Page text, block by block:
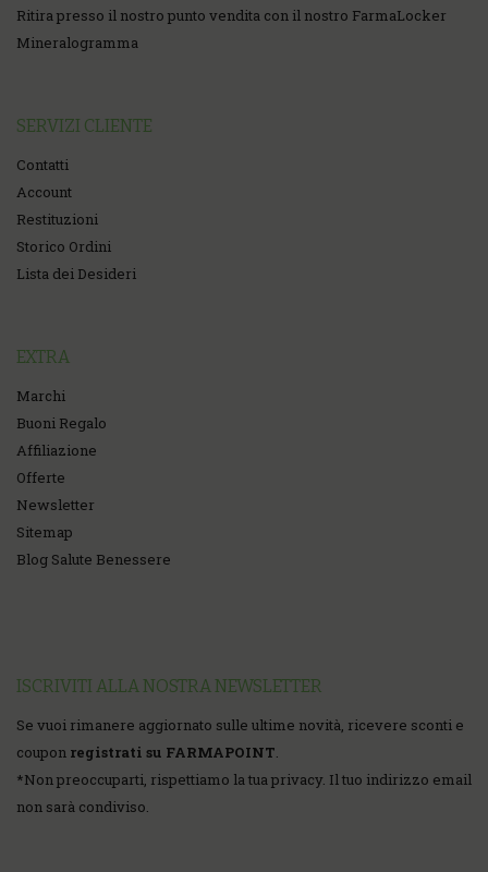
Ritira presso il nostro punto vendita con il nostro FarmaLocker
Mineralogramma
SERVIZI CLIENTE
Contatti
Account
Restituzioni
Storico Ordini
Lista dei Desideri
EXTRA
Marchi
Buoni Regalo
Affiliazione
Offerte
Newsletter
Sitemap
Blog Salute Benessere
ISCRIVITI ALLA NOSTRA NEWSLETTER
Se vuoi rimanere aggiornato sulle ultime novità, ricevere sconti e
coupon registrati su FARMAPOINT.
*Non preoccuparti, rispettiamo la tua privacy. Il tuo indirizzo email
non sarà condiviso.